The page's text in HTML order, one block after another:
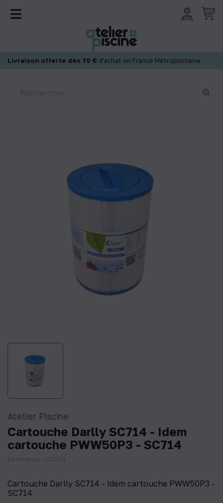
Livraison offerte dès 79 € d'achat en France Métropolitaine
Atelier Piscine
Cartouche Darlly SC714 - Idem
cartouche PWW50P3 - SC714
Cartouche Darlly SC714 - Idem cartouche PWW50P3 -
SC714